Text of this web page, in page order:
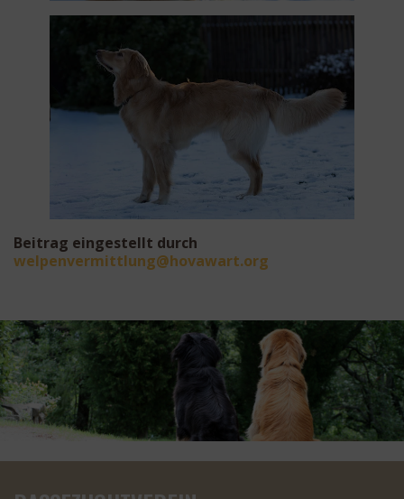
Beitrag eingestellt durch
gro.t
rawav
oh@gn
ultti
mrevn
eplew